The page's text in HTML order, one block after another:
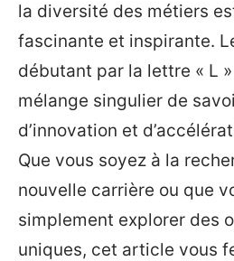
la diversité des métiers
fascinante et inspirante.
débutant par la lettre « L
mélange singulier de
d’innovation et
Que vous soyez à la
nouvelle carrière ou que
simplement explorer des
uniques, cet article vous